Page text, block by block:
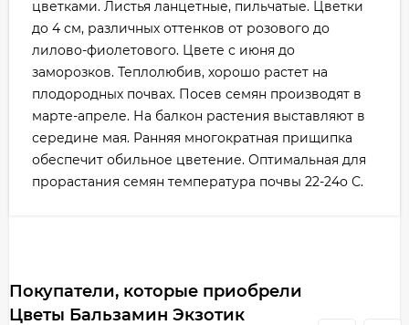
цветками. Листья ланцетные, пильчатые. Цветки
до 4 см, различных оттенков от розового до
лилово-фиолетового. Цвете с июня до
заморозков. Теплолюбив, хорошо растет на
плодородных почвах. Посев семян производят в
марте-апреле. На балкон растения выставляют в
середине мая. Ранняя многократная прищипка
обеспечит обильное цветение. Оптимальная для
прорастания семян температура почвы 22-24о С.
Покупатели, которые приобрели
Цветы Бальзамин Экзотик